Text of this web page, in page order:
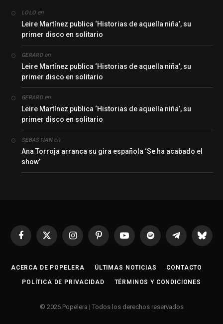
LOLO en
Leire Martínez publica ‘Historias de aquella niña’, su
primer disco en solitario
GERARDen
Leire Martínez publica ‘Historias de aquella niña’, su
primer disco en solitario
GERARDen
Leire Martínez publica ‘Historias de aquella niña’, su
primer disco en solitario
SEBASTIANen
Ana Torroja arranca su gira española ‘Se ha acabado el
show’
Facebook
X
InstagramPinterestYouTubeSpotify Telegrama
ACERCA DE POPELERA ÚLTIMAS NOTICIAS CONTACTO
POLÍTICA DE PRIVACIDAD TÉRMINOS Y CONDICIONES
© 2026 Popelera | Todos los derechos reservados